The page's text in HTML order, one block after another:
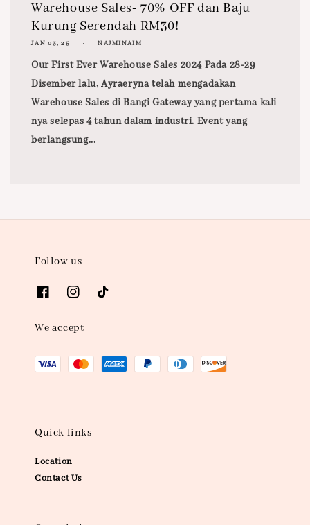
Warehouse Sales- 70% OFF dan Baju
Kurung Serendah RM30!
JAN 03, 25 NAJMINAIM
​Our First Ever Warehouse Sales 2024 Pada 28-29
Disember lalu, Ayraeryna telah mengadakan
Warehouse Sales di Bangi Gateway yang pertama kali
nya selepas 4 tahun dalam industri. Event yang
berlangsung...
Follow us
We accept
Quick links
Location
Contact Us